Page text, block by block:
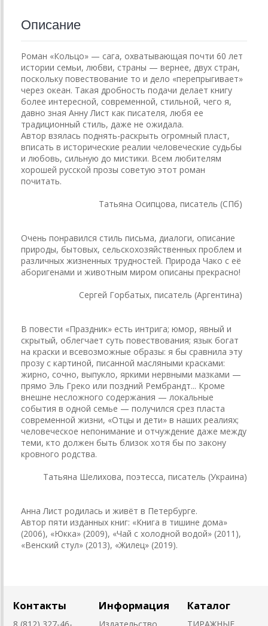
Описание
Роман «Кольцо» — сага, охватывающая почти 60 лет
истории семьи, любви, страны — вернее, двух стран,
поскольку повествование то и дело «перепрыгивает»
через океан. Такая дробность подачи делает книгу
более интересной, современной, стильной, чего я,
давно зная Анну Лист как писателя, любя ее
традиционный стиль, даже не ожидала.
Автор взялась поднять-раскрыть огромный пласт,
вписать в исторические реалии человеческие судьбы
и любовь, сильную до мистики. Всем любителям
хорошей русской прозы советую этот роман
почитать.
Татьяна Осипцова, писатель (СПб)
Очень понравился стиль письма, диалоги, описание
природы, бытовых, сельскохозяйственных проблем и
различных жизненных трудностей. Природа Чако с её
аборигенами и животным миром описаны прекрасно!
Сергей Горбатых, писатель (Аргентина)
В повести «Праздник» есть интрига; юмор, явный и
скрытый, облегчает суть повествования; язык богат
на краски и всевозможные образы: я бы сравнила эту
прозу с картиной, писанной масляными красками:
жирно, сочно, выпукло, яркими нервными мазками —
прямо Эль Греко или поздний Рембрандт... Кроме
внешне несложного содержания — локальные
события в одной семье — получился срез пласта
современной жизни, «Отцы и дети» в наших реалиях;
человеческое непонимание и отчуждение даже между
теми, кто должен быть близок хотя бы по закону
кровного родства.
Татьяна Шелихова, поэтесса, писатель (Украина)
Анна Лист родилась и живёт в Петербурге.
Автор пяти изданных книг: «Книга в тишине дома»
(2006), «Юкка» (2009), «Чай с холодной водой» (2011),
«Венский стул» (2013), «Жилец» (2019).
Контакты Информация Каталог